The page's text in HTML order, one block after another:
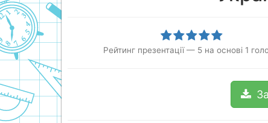
Рейтинг презентації — 5 на основі 1